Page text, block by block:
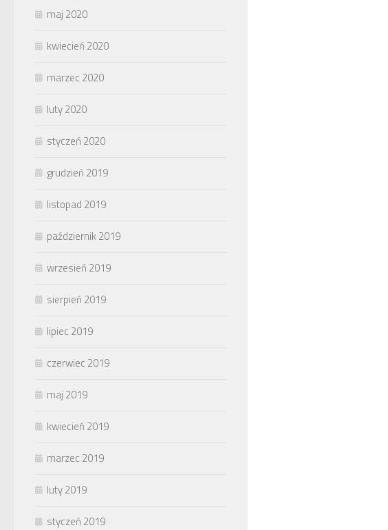
maj 2020
kwiecień 2020
marzec 2020
luty 2020
styczeń 2020
grudzień 2019
listopad 2019
październik 2019
wrzesień 2019
sierpień 2019
lipiec 2019
czerwiec 2019
maj 2019
kwiecień 2019
marzec 2019
luty 2019
styczeń 2019